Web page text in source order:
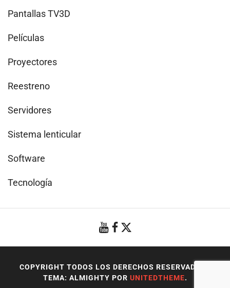
Pantallas TV3D
Películas
Proyectores
Reestreno
Servidores
Sistema lenticular
Software
Tecnología
COPYRIGHT TODOS LOS DERECHOS RESERVADOS
TEMA: ALMIGHTY POR UNITEDTHEME.